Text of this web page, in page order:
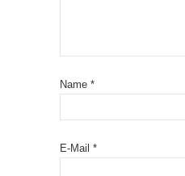
Name *
E-Mail *